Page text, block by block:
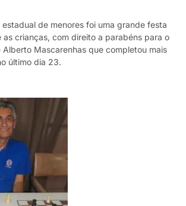
de menores foi uma grande festa
as crianças, com direito a parabéns para o
Alberto Mascarenhas que completou mais
último dia 23.